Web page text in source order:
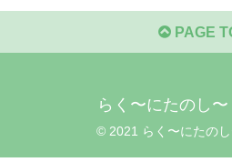
PAGE
らく〜にたのし
© 2021 らく〜にたのし